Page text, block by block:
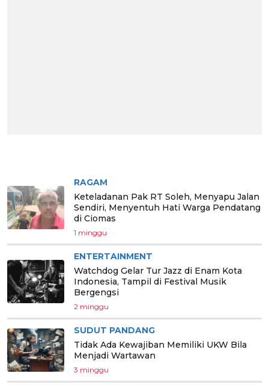
RAGAM
Keteladanan Pak RT Soleh, Menyapu Jalan
Sendiri, Menyentuh Hati Warga Pendatang
di Ciomas
1 minggu
ENTERTAINMENT
Watchdog Gelar Tur Jazz di Enam Kota
Indonesia, Tampil di Festival Musik
Bergengsi
2 minggu
SUDUT PANDANG
Tidak Ada Kewajiban Memiliki UKW Bila
Menjadi Wartawan
3 minggu